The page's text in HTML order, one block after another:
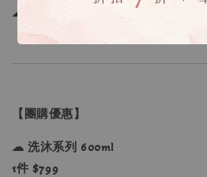
☁ 無理頭精油棒
【團購優惠】
☁ 洗沐系列 600ml
1件 $799